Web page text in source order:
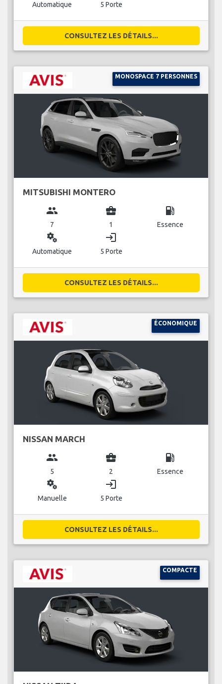
Automatique 5 Porte
CONSULTEZ LES DÉTAILS...
MONOSPACE 7 PERSONNES
MITSUBISHI MONTERO
group
7
business_center
1
local_gas_station
Essence
miscellaneous_services
Automatique
login
5 Porte
CONSULTEZ LES DÉTAILS...
ÉCONOMIQUE
NISSAN MARCH
group
5
business_center
2
local_gas_station
Essence
miscellaneous_services
Manuelle
login
5 Porte
CONSULTEZ LES DÉTAILS...
COMPACTE